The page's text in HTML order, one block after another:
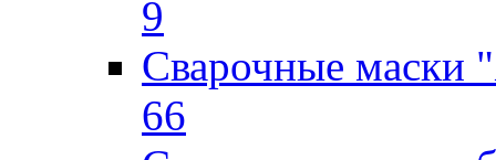
9
Сварочные маски
66